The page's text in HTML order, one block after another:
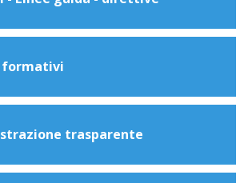
formativi
trasparente